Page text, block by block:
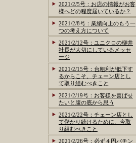
2021/2/5号：お店の情報がお客
様へどの程度届いているか？
2021/2/8号：業績向上のもう一
つの考え方について
2021/2/12号：ユニクロの柳井
社長が大切にしているメッセ
ージ
2021/2/15号：台粗利が低下す
るからこそ、チェーン店とし
て取り組むべきこと
2021/2/19号：お客様を喜ばせ
たいと腹の底から思う
2021/2/22号：チェーン店とし
て儲かり続けるために、今取
り組むべきこと
2021/2/26号：必ず４円パチン